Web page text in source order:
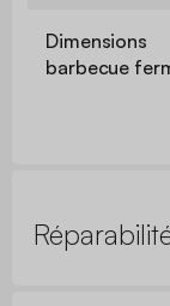
Dimensions
barbecue